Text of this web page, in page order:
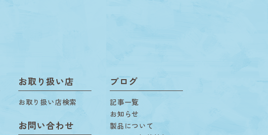
お取り扱い店
お取り扱い店検索
お問い合わせ
ブログ
記事一覧
お知らせ
製品について